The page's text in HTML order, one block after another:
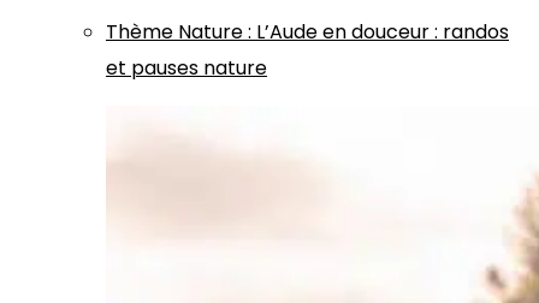
Thème Nature: L’Aude en douceur : randos
et pauses nature